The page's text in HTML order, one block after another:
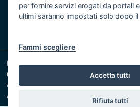
per fornire servizi erogati da portali
ultimi saranno impostati solo dopo il
Fammi scegliere
Accetta tutti
Rifiuta tutti
Responsabili pubblicazione
Note legali
Cookie e Privacy
Amministrazione trasparente
Albo pretorio